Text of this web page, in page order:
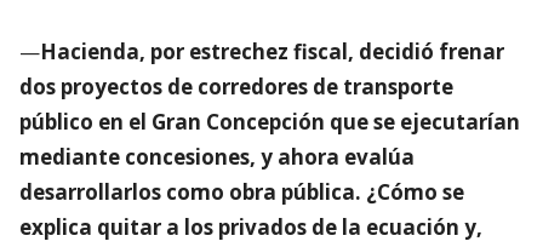
—Hacienda, por estrechez fiscal, decidió frenar
dos proyectos de corredores de transporte
público en el Gran Concepción que se ejecutarían
mediante concesiones, y ahora evalúa
desarrollarlos como obra pública. ¿Cómo se
explica quitar a los privados de la ecuación y,